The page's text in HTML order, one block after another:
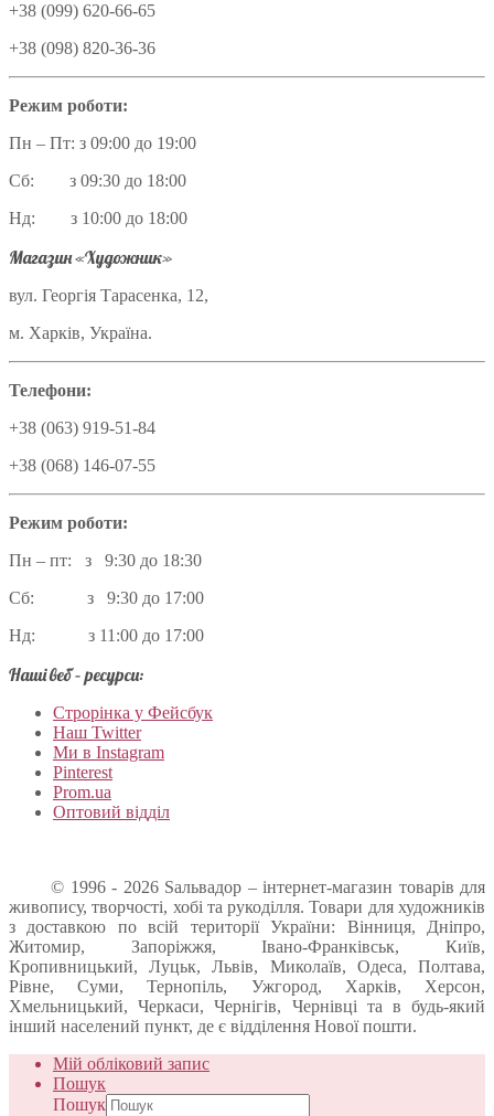
+38 (099) 620-66-65
+38 (098) 820-36-36
Режим роботи:
Пн – Пт: з 09:00 до 19:00
Сб: з 09:30 до 18:00
Нд: з 10:00 до 18:00
Магазин «Художник»
вул. Георгія Тарасенка, 12,
м. Харків, Україна.
Телефони:
+38 (063) 919-51-84
+38 (068) 146-07-55
Режим роботи:
Пн – пт: з 9:30 до 18:30
Сб: з 9:30 до 17:00
Нд: з 11:00 до 17:00
Наші веб – ресурси:
Строрінка у Фейсбук
Наш Twitter
Ми в Instagram
Pinterest
Prom.ua
Оптовий відділ
© 1996 - 2026 Sальвадор – інтернет-магазин товарів для
живопису, творчості, хобі та рукоділля. Товари для художників
з доставкою по всій території України: Вінниця, Дніпро,
Житомир, Запоріжжя, Івано-Франківськ, Київ,
Кропивницький, Луцьк, Львів, Миколаїв, Одеса, Полтава,
Рівне, Суми, Тернопіль, Ужгород, Харків, Херсон,
Хмельницький, Черкаси, Чернігів, Чернівці та в будь-який
інший населений пункт, де є відділення Нової пошти.
Мій обліковий запис
Пошук
Пошук